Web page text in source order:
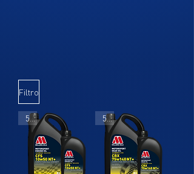
se experimenta la exposición al clima y
su tenacidad resiste el lanzamiento
durante el uso.
Beneficios:
Filtro
5L 5L